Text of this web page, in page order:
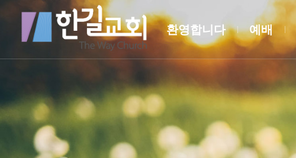
환영합니다 예배